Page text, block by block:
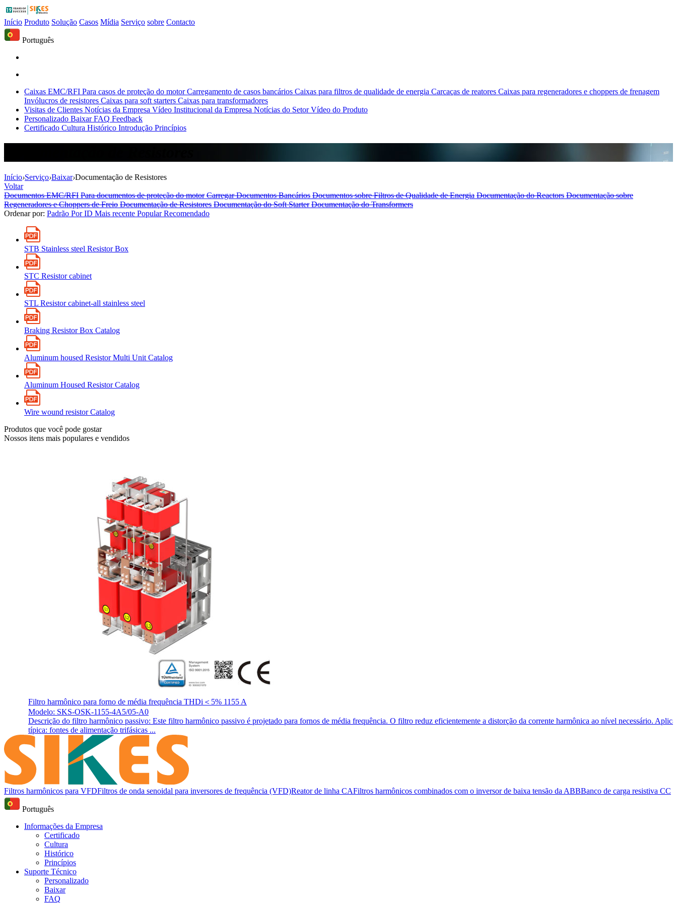
Início Produto Solução Casos Mídia Serviço sobre Contacto
Português
Caixas EMC/RFI Para casos de proteção do motor Carregamento de casos bancários Caixas para filtros de qualidade de energia Carcaças de reatores Caixas para regeneradores e choppers de frenagem
Invólucros de resistores Caixas para soft starters Caixas para transformadores
Visitas de Clientes Notícias da Empresa Vídeo Institucional da Empresa Notícias do Setor Vídeo do Produto
Personalizado Baixar FAQ Feedback
Certificado Cultura Histórico Introdução Princípios
Início›Serviço›Baixar›Documentação de Resistores
Voltar
Documentos EMC/RFI Para documentos de proteção do motor Carregar Documentos Bancários Documentos sobre Filtros de Qualidade de Energia Documentação do Reactors Documentação sobre
Regeneradores e Choppers de Freio Documentação de Resistores Documentação do Soft Starter Documentação do Transformers
Ordenar por: Padrão Por ID Mais recente PopularRecomendado
STB Stainless steel Resistor Box
STC Resistor cabinet
STL Resistor cabinet-all stainless steel
Braking Resistor Box Catalog
Aluminum housed Resistor Multi Unit Catalog
Aluminum Housed Resistor Catalog
Wire wound resistor Catalog
Produtos que você pode gostar
Nossos itens mais populares e vendidos
Filtro harmônico para forno de média frequência THDi＜5% 1155 A
Modelo: SKS-OSK-1155-4A5/05-A0
Descrição do filtro harmônico passivo: Este filtro harmônico passivo é projetado para fornos de média frequência. O filtro reduz eficientemente a distorção da corrente harmônica ao nível necessário.
típica: fontes de alimentação trifásicas ...
Filtros harmônicos para VFDFiltros de onda senoidal para inversores de frequência (VFD)Reator de linha CAFiltros harmônicos combinados com o inversor de baixa tensão da ABBBanco de carga resistiva CC
Português
Informações da Empresa
Certificado
Cultura
Histórico
Princípios
Suporte Técnico
Personalizado
Baixar
FAQ